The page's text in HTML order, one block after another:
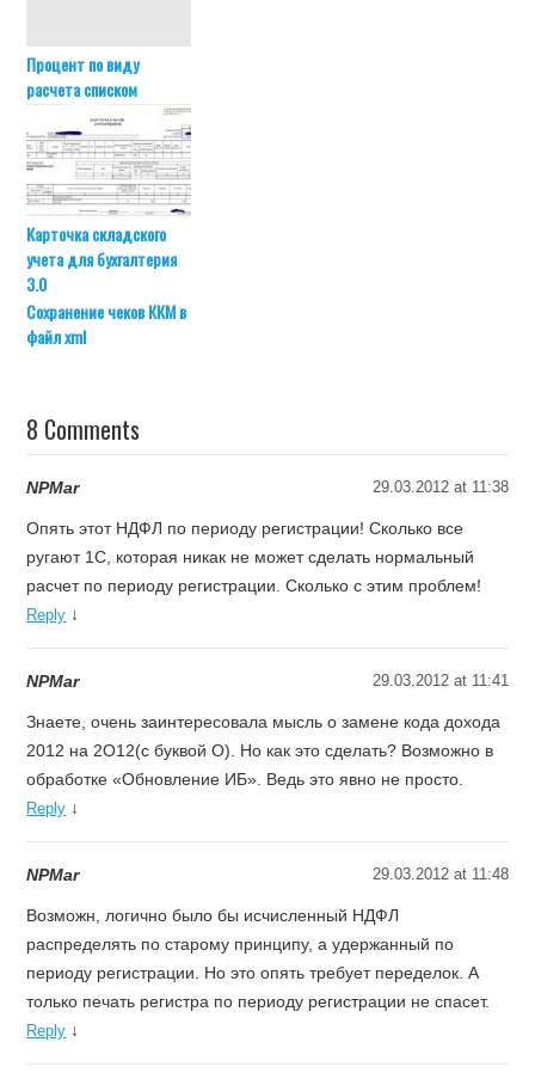
Процент по виду
расчета списком
Карточка складского
учета для бухгалтерия
3.0
Сохранение чеков ККМ в
файл xml
8 Comments
NPMar 29.03.2012 at 11:38
Опять этот НДФЛ по периоду регистрации! Сколько все
ругают 1С, которая никак не может сделать нормальный
расчет по периоду регистрации. Сколько с этим проблем!
Reply ↓
NPMar 29.03.2012 at 11:41
Знаете, очень заинтересовала мысль о замене кода дохода
2012 на 2О12(с буквой О). Но как это сделать? Возможно в
обработке «Обновление ИБ». Ведь это явно не просто.
Reply ↓
NPMar 29.03.2012 at 11:48
Возможн, логично было бы исчисленный НДФЛ
распределять по старому принципу, а удержанный по
периоду регистрации. Но это опять требует переделок. А
только печать регистра по периоду регистрации не спасет.
Reply ↓